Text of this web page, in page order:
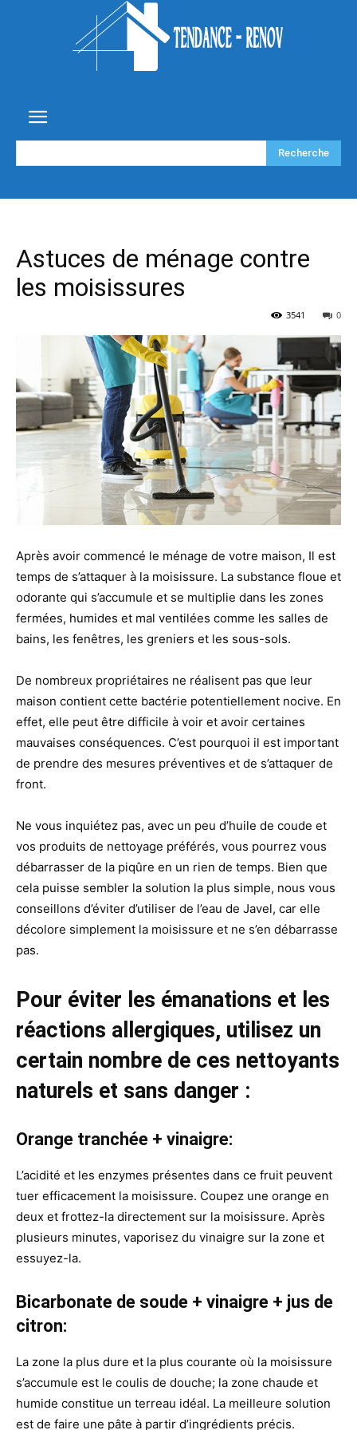
Recherche
Astuces de ménage contre
les moisissures
0
3541
Après avoir commencé le ménage de votre maison, Il est
temps de s’attaquer à la moisissure. La substance floue et
odorante qui s’accumule et se multiplie dans les zones
fermées, humides et mal ventilées comme les salles de
bains, les fenêtres, les greniers et les sous-sols.
De nombreux propriétaires ne réalisent pas que leur
maison contient cette bactérie potentiellement nocive. En
effet, elle peut être difficile à voir et avoir certaines
mauvaises conséquences. C’est pourquoi il est important
de prendre des mesures préventives et de s’attaquer de
front.
Ne vous inquiétez pas, avec un peu d’huile de coude et
vos produits de nettoyage préférés, vous pourrez vous
débarrasser de la piqûre en un rien de temps. Bien que
cela puisse sembler la solution la plus simple, nous vous
conseillons d’éviter d’utiliser de l’eau de Javel, car elle
décolore simplement la moisissure et ne s’en débarrasse
pas.
Pour éviter les émanations et les
réactions allergiques, utilisez un
certain nombre de ces nettoyants
naturels et sans danger :
Orange tranchée + vinaigre:
L’acidité et les enzymes présentes dans ce fruit peuvent
tuer efficacement la moisissure. Coupez une orange en
deux et frottez-la directement sur la moisissure. Après
plusieurs minutes, vaporisez du vinaigre sur la zone et
essuyez-la.
Bicarbonate de soude + vinaigre + jus de
citron:
La zone la plus dure et la plus courante où la moisissure
s’accumule est le coulis de douche; la zone chaude et
humide constitue un terreau idéal. La meilleure solution
est de faire une pâte à partir d’ingrédients précis.